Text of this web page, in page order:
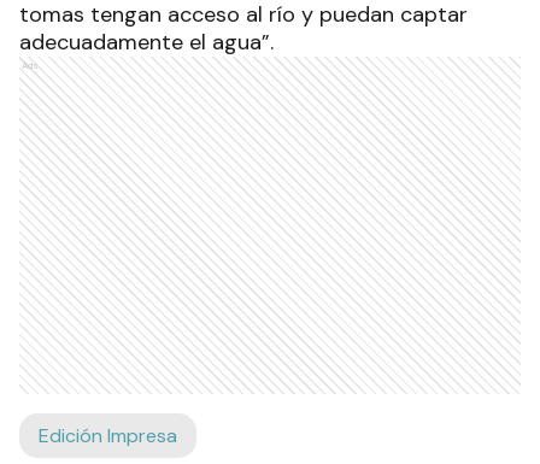
tomas tengan acceso al río y puedan captar
adecuadamente el agua”.
Ads
Edición Impresa